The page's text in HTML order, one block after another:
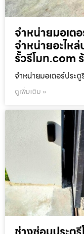
จำหน่ายมอเต
จำหน่ายอะไห
รั้วรีโมท.com
จำหน่ายมอเตอร์ประ
ดูเพิ่มเติม »